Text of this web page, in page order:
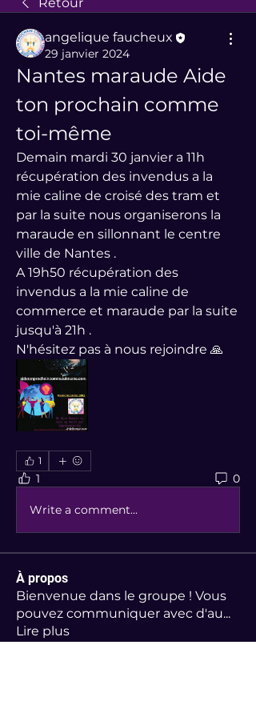
angelique faucheux
29 janvier 2024
Nantes maraude Aide
ton prochain comme
toi-même
Demain mardi 30 janvier a 11h
récupération des invendus a la
mie caline de croisé des tram et
par la suite nous organiserons la
maraude en sillonnant le centre
ville de Nantes .
A 19h50 récupération des
invendus a la mie caline de
commerce et maraude par la suite
jusqu'à 21h .
N'hésitez pas à nous rejoindre 🙏
1
1 0
Write a comment...
À propos
Bienvenue dans le groupe ! Vous
pouvez communiquer avec d'au...
Lire plus